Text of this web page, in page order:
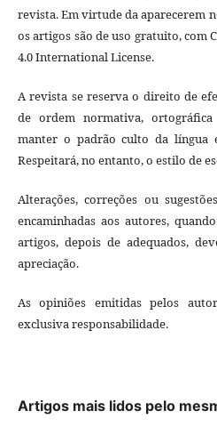
revista. Em virtude da aparecerem
os artigos são de uso gratuito, com
4.0 International License.
A revista se reserva o direito de
de ordem normativa,
manter o padrão culto da língua
Respeitará, no entanto, o estilo de
Alterações, correções ou
encaminhadas aos autores,
artigos, depois de adequados,
apreciação.
As opiniões emitidas pelos
exclusiva responsabilidade.
Artigos mais lidos pelo